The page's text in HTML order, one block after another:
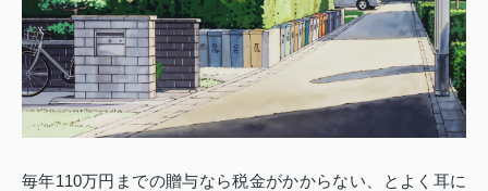
毎年110万円までの贈与なら税金がかからない、とよく耳に